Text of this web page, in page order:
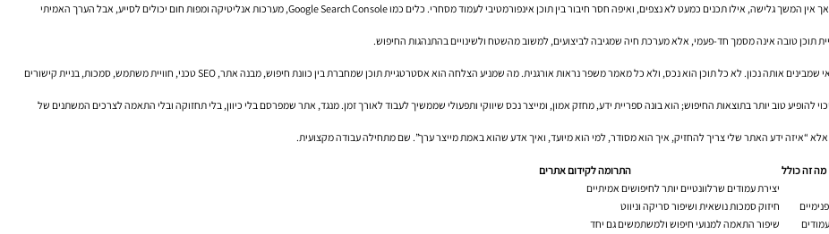
כדאי לבחון גם איכות: אילו עמודים מקבלים חשיפות אך לא מושכים קליקים, היכן יש כניסות אך אין המשך גלישה, אילו תכנים כמעט לא נצפים, ואיפה חסר חיבור בין תוכן אינפורמטיבי לעמוד מסחרי. כלים כמו Google Search Console, מערכות אנליטיקה ומפות חום יכולים לסייע, אבל הערך האמיתי
תוכן טובה אינה מסמך חד-פעמי, אלא מערכת חיה שמגיבה לביצועים, למשוב מהשטח ולשינויים בהתנהגות החיפוש.
הסיסמה “התוכן הוא המלך” נשמעת היום מעט שחוקה, אבל הליבה שלה נשארה נכונה בתנאי שמבינים אותה נכון. לא כל תוכן הוא נכס, ולא כל מאמר משפר נראות אורגנית. מה שמניע הצלחה הוא אסטרטגיית תוכן שמחברת בין כוונת חיפוש, מבנה אתר, SEO טכני, חוויית משתמש, סמכות, בניית קישורים
טוב יותר בתוצאות החיפוש; הוא בונה ספריית ידע, מחזק אמון, ומייצר נכס שיווקי ותפעולי שממשיך לעבוד לאורך זמן. מנגד, אתר שמפרסם בלי כיוון, בלי תחזוקה ובלי התאמה לצרכים המשתנים של
“איזה ידע האתר שלי צריך להחזיק, איך הוא מסודר, למי הוא מיועד, ואיך אדע שהוא באמת מייצר ערך”. שם מתחילה עבודה מקצועית.
מה זה כולל
התרומה לקידום אתרים
יצירת עמודים שרלוונטיים יותר לחיפושים אמיתיים
חיזוק סמכות נושאית ושיפור סריקה וניווט
שיפור התאמה למנועי חיפוש ולמשתמשים גם יחד